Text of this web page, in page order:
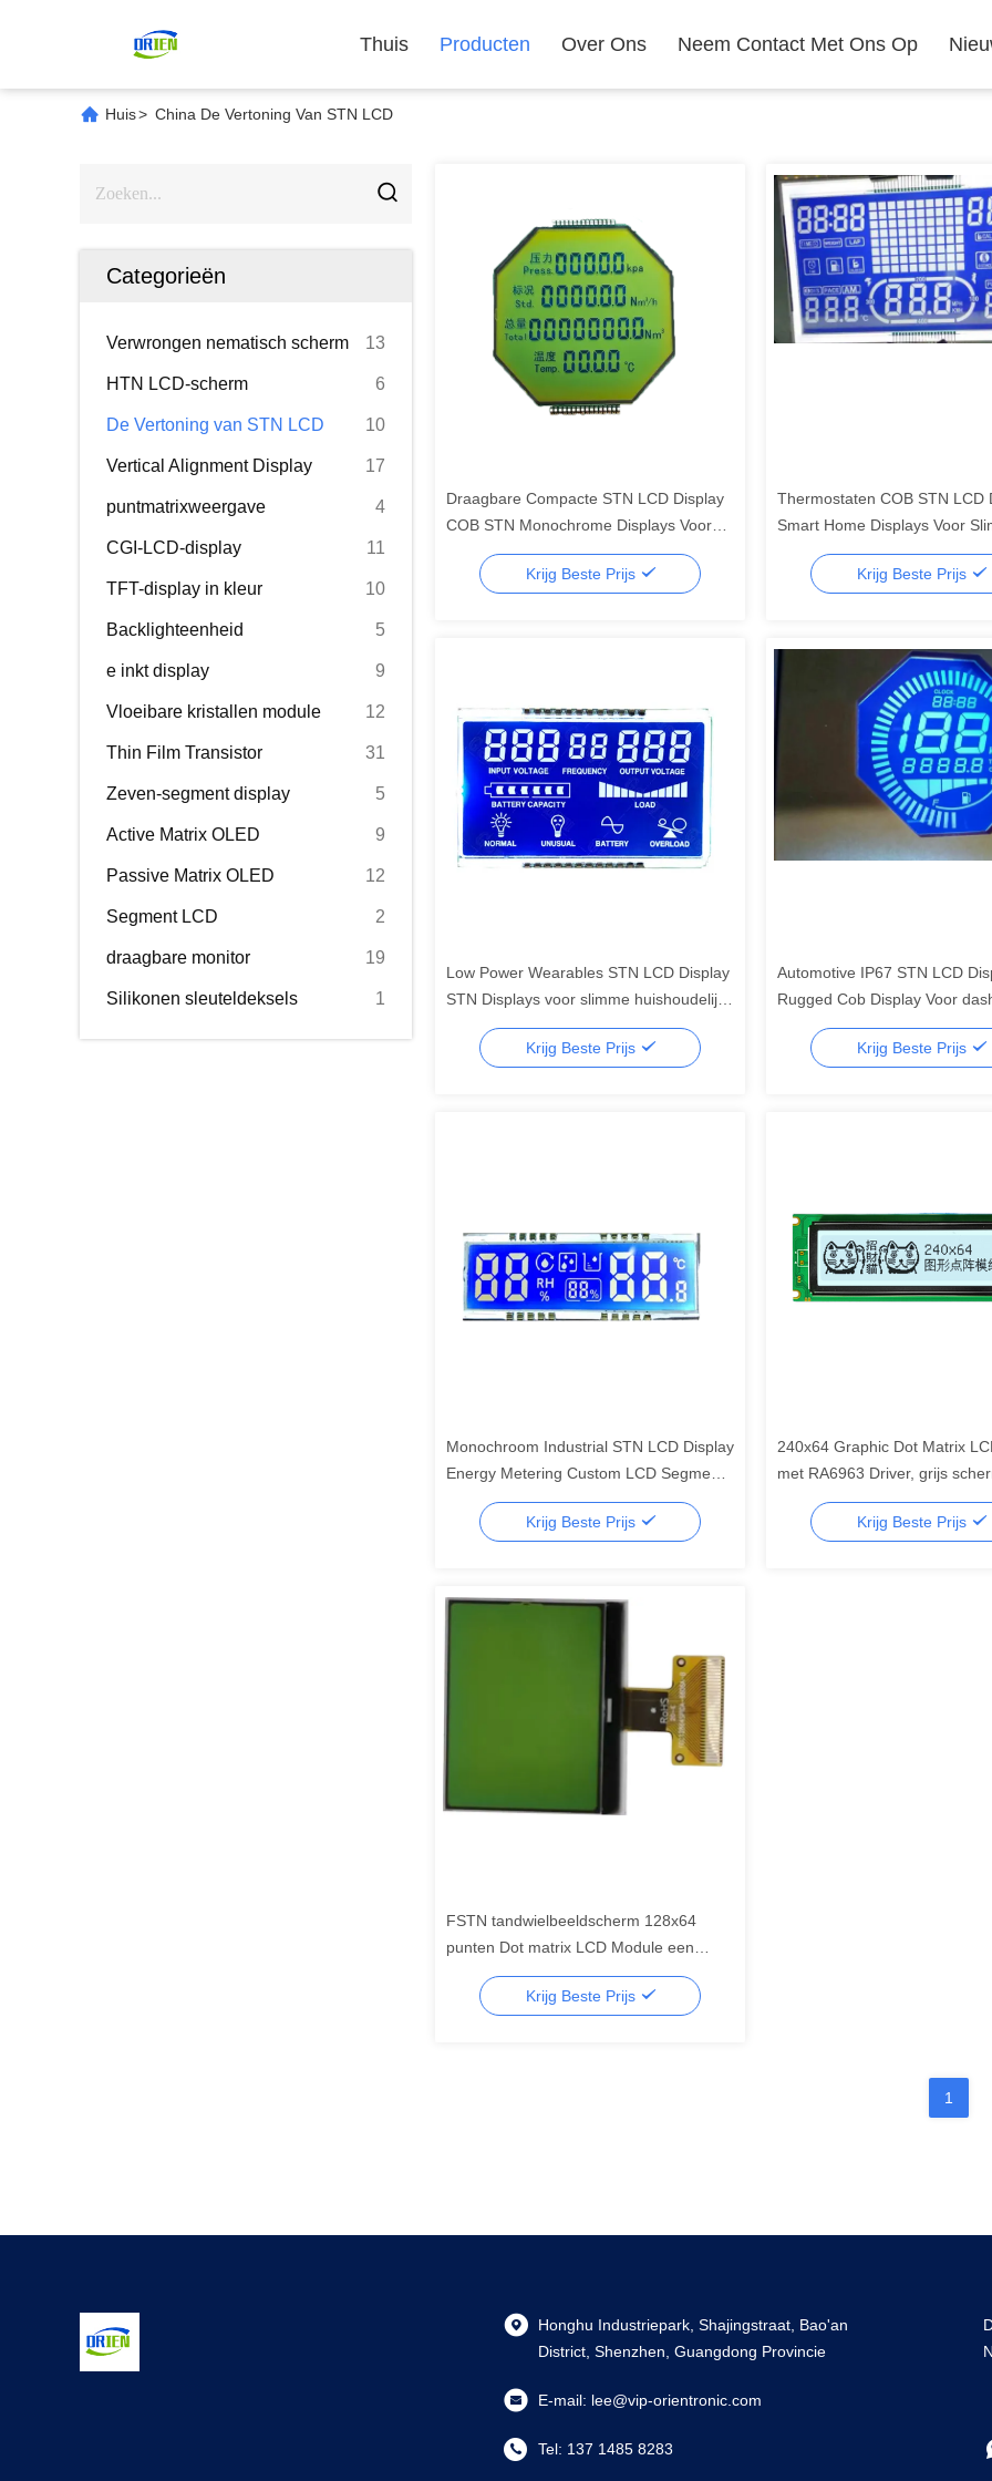
Thuis Producten Over Ons Neem Contact Met Ons Op
Huis> China De Vertoning Van STN LCD
Categorieën
Verwrongen nematisch scherm 13
HTN LCD-scherm 6
De Vertoning van STN LCD 10
Vertical Alignment Display 17
puntmatrixweergave 4
CGI-LCD-display 11
TFT-display in kleur 10
Backlighteenheid 5
e inkt display 9
Vloeibare kristallen module 12
Thin Film Transistor 31
Zeven-segment display 5
Active Matrix OLED 9
Passive Matrix OLED 12
Segment LCD 2
draagbare monitor 19
Silikonen sleuteldeksels 1
Draagbare Compacte STN LCD Display
COB STN Monochrome Displays Voor
Sensoren, segment lcd display, segment
Krijg Beste Prijs
Thermostaten COB STN LCD
Smart Home Displays Voor
Panelen, segment lcd display,
Krijg Beste Prijs
Low Power Wearables STN LCD Display
STN Displays voor slimme huishoudelijke
apparaten 1000cd/M2, segment lcd
display,segment lcdKrijg Beste Prijs
Automotive IP67 STN LCD
Rugged Cob Display Voor
segment lcd display, segment
Krijg Beste Prijs
Monochroom Industrial STN LCD Display
Energy Metering Custom LCD Segment
Display,segment lcd display,segment lcd
Krijg Beste Prijs
240x64 Graphic Dot Matrix
met RA6963 Driver, grijs
tekst op witte achtergrond
Krijg Beste Prijs
FSTN tandwielbeeldscherm 128x64
punten Dot matrix LCD Module een
variant model,segment lcd
display,segment lcdKrijg Beste Prijs
1
Honghu Industriepark, Shajingstraat, Bao'an
District, Shenzhen, Guangdong Provincie
E-mail: lee@vip-orientronic.com
Tel: 137 1485 8283